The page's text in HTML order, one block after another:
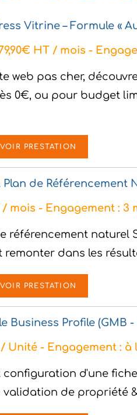
Vitrine – Formule «
HT / mois -
web pas cher,
0€, ou pour budget
VOIR PRESTATION
de Référencement
/ mois - Engagement : 3
référencement naturel
remonter dans les
VOIR PRESTATION
Business Profile (GMB
/ Unité - Engagement : à
d'une
validation de propriété